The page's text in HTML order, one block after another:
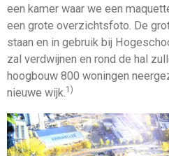
een kamer waar we een
een grote overzichtsfoto. De
staan en in gebruik bij
zal verdwijnen en rond de hal
hoogbouw 800 woningen
nieuwe wijk.1)